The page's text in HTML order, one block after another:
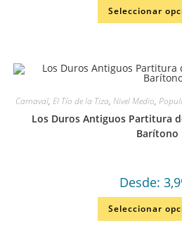
Seleccionar
Carnaval, El Tío de la Tiza, Nivel Medio,
Los Duros Antiguos Partitura
Barítono
Desde:
Seleccionar